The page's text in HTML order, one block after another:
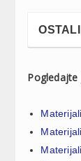
Pogledajte